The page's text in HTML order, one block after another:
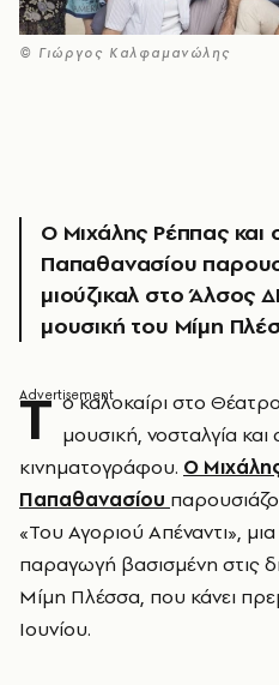
© Γιώργος Καλφαμανώλης
Ο Μιχάλης Ρέππας
Παπαθανασίου
μιούζικαλ στο Άλσος
μουσική του Μίμη
Τ ο καλοκαίρι στο
μουσική, νοσταλγία
κινηματογράφου. Ο
Παπαθανασίου
«Του Αγοριού Απέναντι»,
παραγωγή βασισμένη στις
Μίμη Πλέσσα, που κάνει
Ιουνίου.